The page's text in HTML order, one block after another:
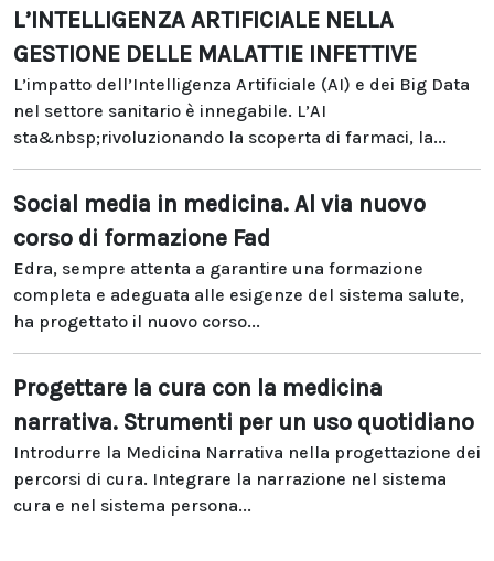
L’INTELLIGENZA ARTIFICIALE NELLA
GESTIONE DELLE MALATTIE INFETTIVE
L’impatto dell’Intelligenza Artificiale (AI) e dei Big Data
nel settore sanitario è innegabile. L’AI
sta&nbsp;rivoluzionando la scoperta di farmaci, la...
Social media in medicina. Al via nuovo
corso di formazione Fad
Edra, sempre attenta a garantire una formazione
completa e adeguata alle esigenze del sistema salute,
ha progettato il nuovo corso...
Progettare la cura con la medicina
narrativa. Strumenti per un uso quotidiano
Introdurre la Medicina Narrativa nella progettazione dei
percorsi di cura. Integrare la narrazione nel sistema
cura e nel sistema persona...